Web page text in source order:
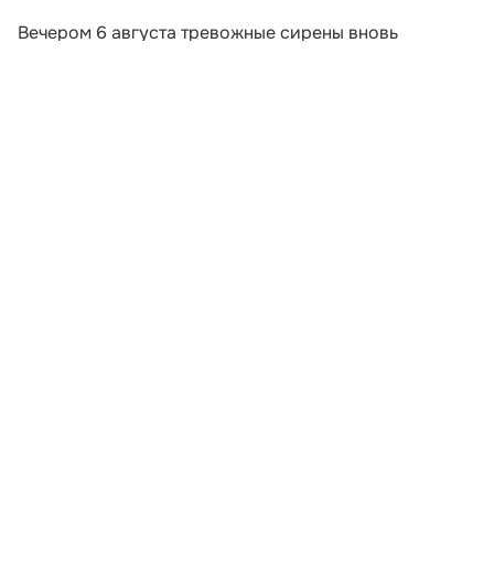
Вечером 6 августа тревожные сирены вновь